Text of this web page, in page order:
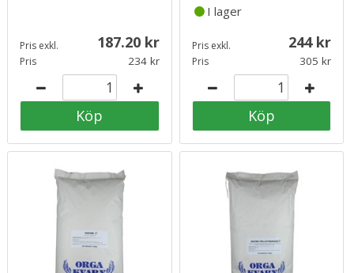
Pris exkl. 187.20
Pris 234
Köp
I lager
Pris exkl. 244
Pris 305
Köp